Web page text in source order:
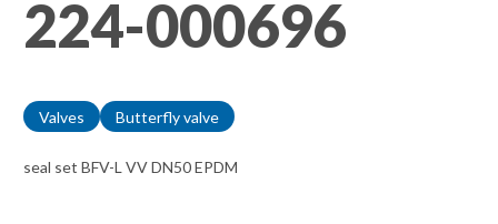
224-000696
Valves Butterfly valve
seal set BFV-L VV DN50 EPDM